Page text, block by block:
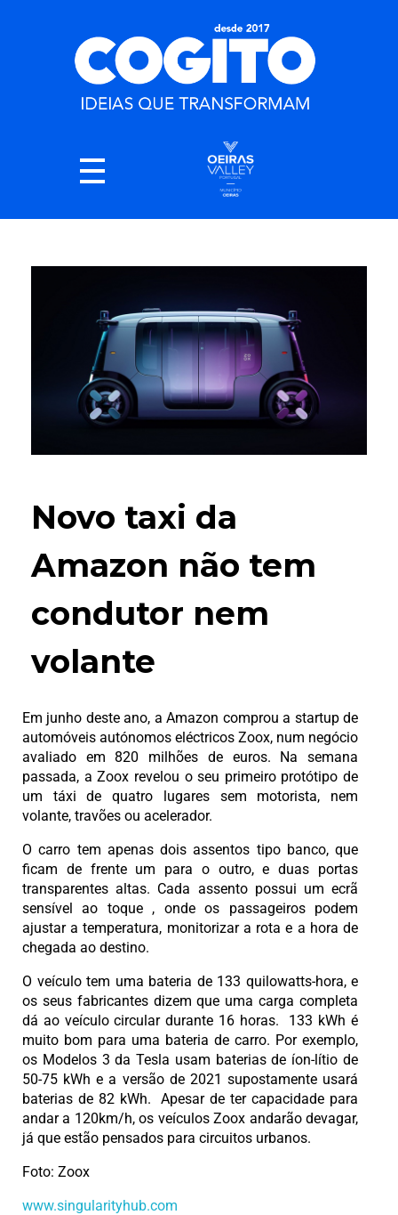
Novo taxi da
Amazon não tem
condutor nem
volante
Em junho deste ano, a Amazon comprou a startup de
automóveis autónomos eléctricos Zoox, num negócio
avaliado em 820 milhões de euros. Na semana
passada, a Zoox revelou o seu primeiro protótipo de
um táxi de quatro lugares sem motorista, nem
volante, travões ou acelerador.
O carro tem apenas dois assentos tipo banco, que
ficam de frente um para o outro, e duas portas
transparentes altas. Cada assento possui um ecrã
sensível ao toque , onde os passageiros podem
ajustar a temperatura, monitorizar a rota e a hora de
chegada ao destino.
O veículo tem uma bateria de 133 quilowatts-hora, e
os seus fabricantes dizem que uma carga completa
dá ao veículo circular durante 16 horas. 133 kWh é
muito bom para uma bateria de carro. Por exemplo,
os Modelos 3 da Tesla usam baterias de íon-lítio de
50-75 kWh e a versão de 2021 supostamente usará
baterias de 82 kWh. Apesar de ter capacidade para
andar a 120km/h, os veículos Zoox andarão devagar,
já que estão pensados para circuitos urbanos.
Foto: Zoox
www.singularityhub.com